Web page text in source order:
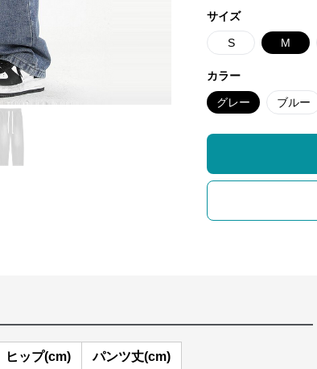
サイズ
S M
カラー
グレー ブルー
ヒップ(cm) パンツ丈(cm)